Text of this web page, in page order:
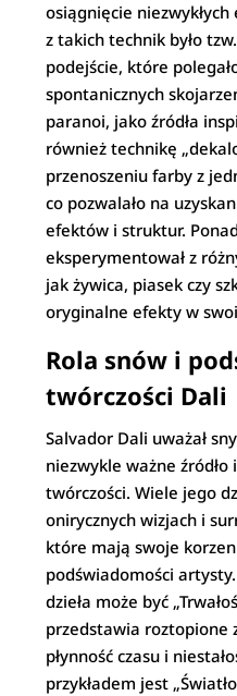
osiągnięcie
z takich technik było
podejście, które
spontanicznych
paranoi, jako źródła
również technikę
przenoszeniu farby z
co pozwalało na
efektów i struktur.
eksperymentował z
jak żywica, piasek czy
oryginalne efekty w
Rola snów i
twórczości Dali
Salvador Dali uważał
niezwykle ważne
twórczości. Wiele jego
onirycznych wizjach i
które mają swoje
podświadomości
dzieła może być
przedstawia roztopione
płynność czasu i
przykładem jest